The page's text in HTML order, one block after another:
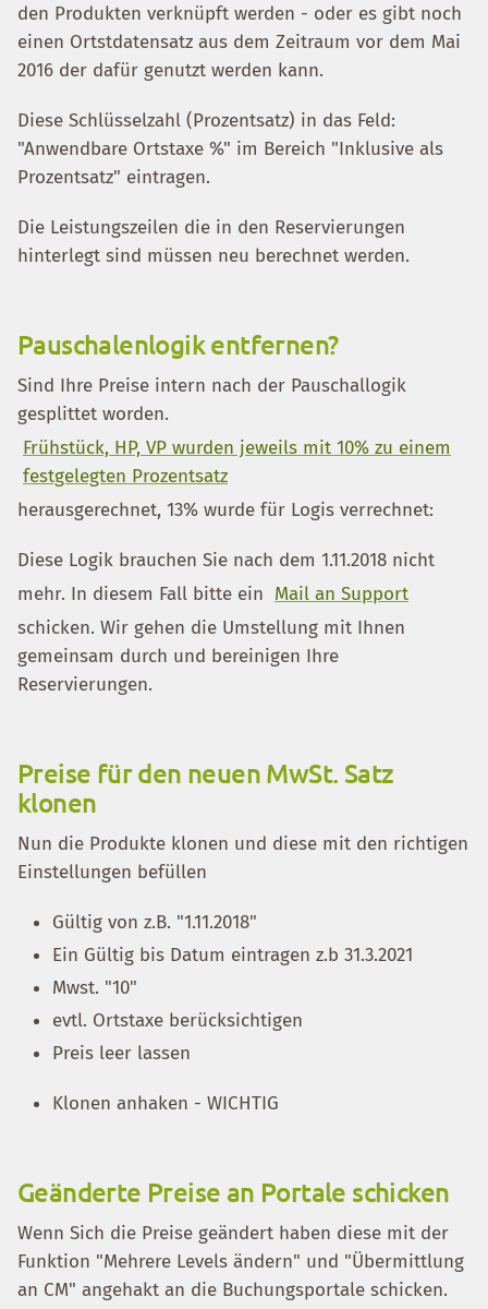
den Produkten verknüpft werden - oder es gibt noch
einen Ortstdatensatz aus dem Zeitraum vor dem Mai
2016 der dafür genutzt werden kann.
Diese Schlüsselzahl (Prozentsatz) in das Feld:
"Anwendbare Ortstaxe %" im Bereich "Inklusive als
Prozentsatz" eintragen.
Die Leistungszeilen die in den Reservierungen
hinterlegt sind müssen neu berechnet werden.
Pauschalenlogik entfernen?
Sind Ihre Preise intern nach der Pauschallogik
gesplittet worden.
Frühstück, HP, VP wurden jeweils mit 10% zu einem
festgelegten Prozentsatz
herausgerechnet, 13% wurde für Logis verrechnet:
Diese Logik brauchen Sie nach dem 1.11.2018 nicht
mehr. In diesem Fall bitte ein Mail an Support
schicken. Wir gehen die Umstellung mit Ihnen
gemeinsam durch und bereinigen Ihre
Reservierungen.
Preise für den neuen MwSt. Satz
klonen
Nun die Produkte klonen und diese mit den richtigen
Einstellungen befüllen
Gültig von z.B. "1.11.2018"
Ein Gültig bis Datum eintragen z.b 31.3.2021
Mwst. "10"
evtl. Ortstaxe berücksichtigen
Preis leer lassen
Klonen anhaken - WICHTIG
Geänderte Preise an Portale schicken
Wenn Sich die Preise geändert haben diese mit der
Funktion "Mehrere Levels ändern" und "Übermittlung
an CM" angehakt an die Buchungsportale schicken.